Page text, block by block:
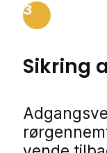
3
Sikring